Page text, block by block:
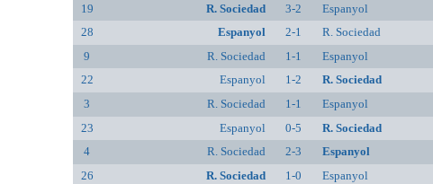
19
R. Sociedad 3-2 Espanyol
28
Espanyol 2-1 R. Sociedad
9
R. Sociedad 1-1 Espanyol
22
Espanyol 1-2 R. Sociedad
3
R. Sociedad 1-1 Espanyol
23
Espanyol 0-5 R. Sociedad
4
R. Sociedad 2-3 Espanyol
26
R. Sociedad 1-0 Espanyol